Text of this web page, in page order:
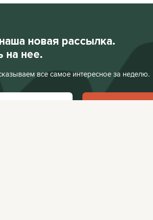
новая рассылка.
на нее.
все самое интересное за неделю.
Подписаться